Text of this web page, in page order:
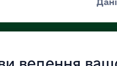
інспекції України